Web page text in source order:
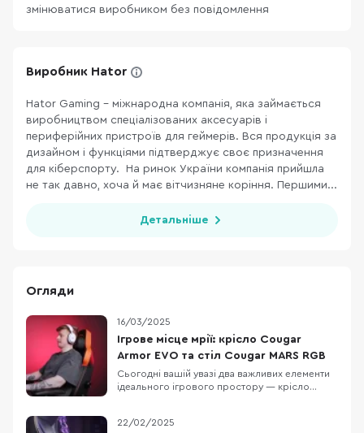
змінюватися виробником без повідомлення
Виробник Hator
Hator Gaming - міжнародна компанія, яка займається
виробництвом спеціалізованих аксесуарів і
периферійних пристроїв для геймерів. Вся продукція за
дизайном і функціями підтверджує своє призначення
для кіберспорту. На ринок України компанія прийшла
не так давно, хоча й має вітчизняне коріння. Першими...
Детальніше
Огляди
16/03/2025
Ігрове місце мрії: крісло Cougar
Armor EVO та стіл Cougar MARS RGB
Сьогодні вашій увазі два важливих елементи
ідеального ігрового простору — крісло
шлях геймера чи хочете оновити своє
22/02/2025